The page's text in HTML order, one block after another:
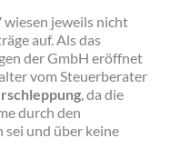
wiesen jeweils nicht
auf. Als das
der GmbH eröffnet
vom Steuerberater
, da die
durch den
sei und über keine